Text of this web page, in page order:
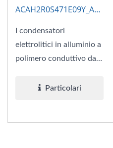
ACAH2R0S471E09Y_AP-
I condensatori
elettrolitici in alluminio a
polimero conduttivo da
combinano...Particolari